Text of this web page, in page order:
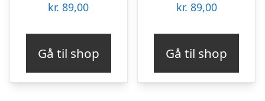
kr. 89,00
Gå til shop
kr. 89,00
Gå til shop